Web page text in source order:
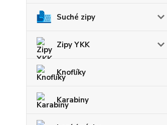
Suché zipy
Zipy YKK
Knoflíky
Karabiny